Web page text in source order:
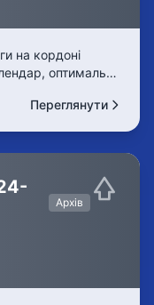
на кордоні
оптимальні
Переглянути
Архів